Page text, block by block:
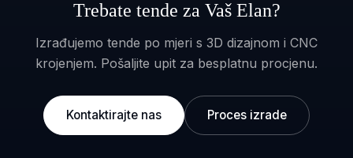
Trebate tende za Vaš Elan?
Izrađujemo tende po mjeri s 3D dizajnom i CNC
krojenjem. Pošaljite upit za besplatnu procjenu.
Kontaktirajte nas Proces izrade